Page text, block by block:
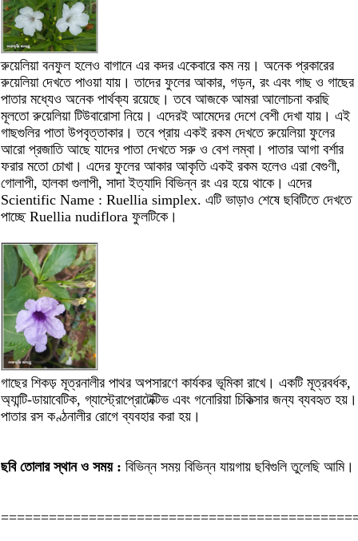
রুয়েলিয়া বনফুল হলেও বাগানে এর কদর একেবারে কম নয়। অনেক প্রকারের
রুয়েলিয়া দেখতে পাওয়া যায়। তাদের ফুলের আকার, গড়ন, রং এবং গাছ ও গাছের
পাতার মধ্যেও অনেক পার্থক্য রয়েছে। তবে আজকে আমরা আলোচনা করছি
মূলতো রুয়েলিয়া টিউবারোসা নিয়ে। এদেরই আমেদের দেশে বেশী দেখা যায়। এই
গাছগুলির পাতা উপবৃত্তাকার। তবে প্রায় একই রকম দেখতে রুয়েলিয়া ফুলের
আরো প্রজাতি আছে যাদের পাতা দেখতে সরু ও বেশ লম্বা। পাতার আগা বর্শার
ফরার মতো চোখা। এদের ফুলের আকার আকৃতি একই রকম হলেও এরা বেগুণী,
গোলাপী, হালকা গুলাপী, সাদা ইত্যাদি বিভিন্ন রং এর হয়ে থাকে। এদের
Scientific Name : Ruellia simplex. এটি ভাড়াও শেষে ছবিটিতে দেখতে
পাচ্ছে Ruellia nudiflora ফুলটিকে।
গাছের শিকড় মূত্রনালীর পাথর অপসারণে কার্যকর ভূমিকা রাখে। একটি মূত্রবর্ধক,
অ্যান্টি-ডায়াবেটিক, গ্যাস্ট্রোপ্রোটেক্টিভ এবং গনোরিয়া চিকিত্সার জন্য ব্যবহৃত হয়।
পাতার রস কণ্ঠনালীর রোগে ব্যবহার করা হয়।
ছবি তোলার স্থান ও সময় : বিভিন্ন সময় বিভিন্ন যায়গায় ছবিগুলি তুলেছি আমি।